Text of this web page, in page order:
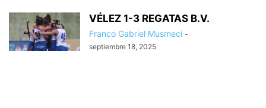
VÉLEZ 1-3 REGATAS B.V.
Franco Gabriel Musmeci -
septiembre 18, 2025